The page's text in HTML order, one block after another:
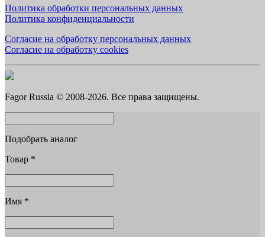
Политика обработки персональных данных
Политика конфиденциальности
Согласие на обработку персональных данных
Согласие на обработку cookies
Fagor Russia © 2008-2026. Все права защищены.
Подобрать аналог
Товар *
Имя *